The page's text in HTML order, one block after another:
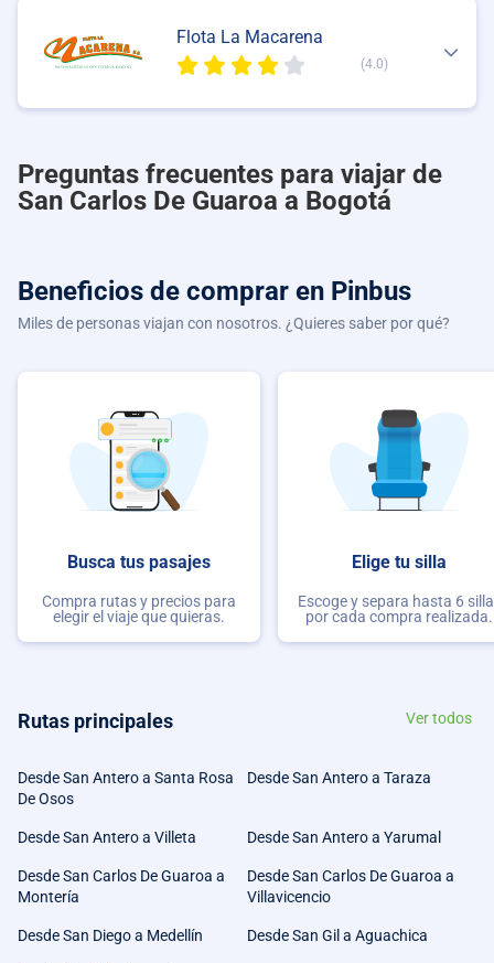
Flota La Macarena
(4.0)
Preguntas frecuentes para viajar de
San Carlos De Guaroa a Bogotá
Beneficios de comprar en Pinbus
Miles de personas viajan con nosotros. ¿Quieres saber por qué?
Busca tus pasajes
Compra rutas y precios para
elegir el viaje que quieras.
Elige tu silla
Escoge y separa hasta 6
por cada compra realizada.
Rutas principales Ver todos
Desde San Antero a Santa Rosa
De Osos
Desde San Antero a Taraza
Desde San Antero a Villeta Desde San Antero a Yarumal
Desde San Carlos De Guaroa a
Montería
Desde San Carlos De Guaroa a
Villavicencio
Desde San Diego a Medellín Desde San Gil a Aguachica